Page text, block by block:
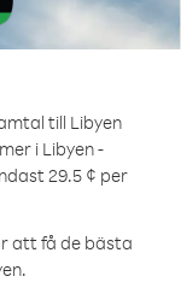
till Libyen
i Libyen -
29.5 ¢ per
att få de bästa